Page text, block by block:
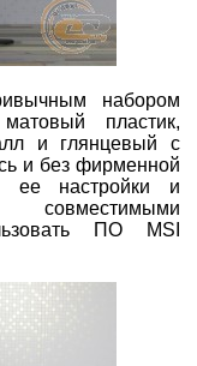
набором
пластик,
и глянцевый с
и без фирменной
ее настройки и
ПО MSI